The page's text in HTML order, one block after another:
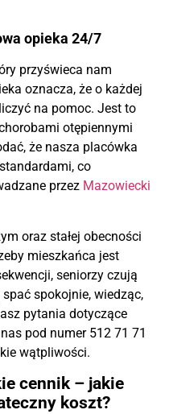
opieka 24/7
przyświeca nam
oznacza, że o każdej
na pomoc. Jest to
otępiennymi
że nasza placówka
co
przez Mazowiecki
oraz stałej obecności
mieszkańca jest
seniorzy czują
spokojnie, wiedząc,
pytania dotyczące
pod numer 512 71 71
wątpliwości.
cennik – jakie
koszt?